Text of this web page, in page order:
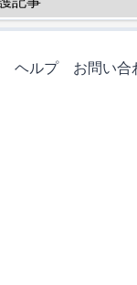
ヘルプ お問い合